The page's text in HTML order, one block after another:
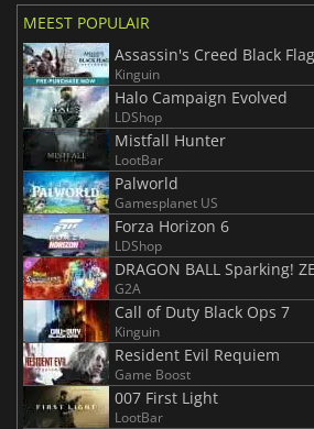
MEEST POPULAIR
Assassin's Creed Black
Kinguin
Halo Campaign Evolved
LDShop
Mistfall Hunter
LootBar
Palworld
Gamesplanet US
Forza Horizon 6
LDShop
G2A
Call of Duty Black Ops 7
Kinguin
Resident Evil Requiem
Game Boost
007 First Light
LootBar